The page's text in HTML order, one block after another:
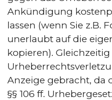
Ankündigung
lassen (wenn Sie z.B.
unerlaubt auf die
kopieren).
Anzeige gebracht, da
§§ 106 ff.